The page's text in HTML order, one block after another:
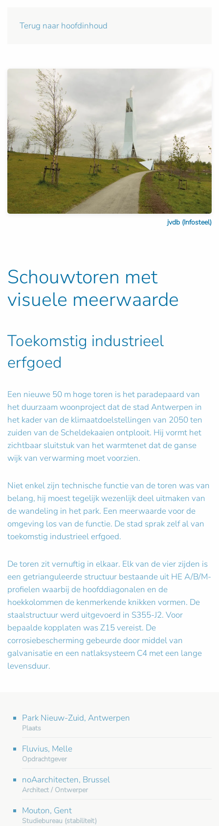
Terug naar hoofdinhoud
jvdb (Infosteel)
Schouwtoren met
visuele meerwaarde
Toekomstig industrieel
erfgoed
Een nieuwe 50 m hoge toren is het paradepaard van
het duurzaam woonproject dat de stad Antwerpen in
het kader van de klimaatdoelstellingen van 2050 ten
zuiden van de Scheldekaaien ontplooit. Hij vormt het
zichtbaar sluitstuk van het warmtenet dat de ganse
wijk van verwarming moet voorzien.
Niet enkel zijn technische functie van de toren was van
belang, hij moest tegelijk wezenlijk deel uitmaken van
de wandeling in het park. Een meerwaarde voor de
omgeving los van de functie. De stad sprak zelf al van
toekomstig industrieel erfgoed.
De toren zit vernuftig in elkaar. Elk van de vier zijden is
een getrianguleerde structuur bestaande uit HE A/B/M-
profielen waarbij de hoofddiagonalen en de
hoekkolommen de kenmerkende knikken vormen. De
staalstructuur werd uitgevoerd in S355-J2. Voor
bepaalde kopplaten was Z15 vereist. De
corrosiebescherming gebeurde door middel van
galvanisatie en een natlaksysteem C4 met een lange
levensduur.
Park Nieuw-Zuid, Antwerpen
Plaats
Fluvius, Melle
Opdrachtgever
noAarchitecten, Brussel
Architect / Ontwerper
Mouton, Gent
Studiebureau (stabiliteit)